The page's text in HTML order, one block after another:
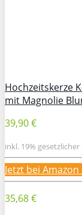
Hochzeitskerze
mit Magnolie
39,90 €
inkl. 19%
Jetzt bei
35,68 €